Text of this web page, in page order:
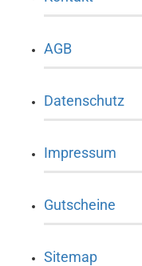
AGB
Datenschutz
Impressum
Gutscheine
Sitemap